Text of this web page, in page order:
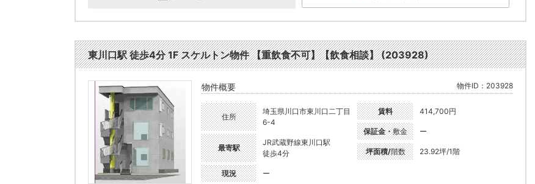
東川口駅 徒歩4分 1F スケルトン物件 【重飲食不可】【飲食相談】 (203928)
物件概要 物件ID：203928
住所
埼玉県川口市東川口二丁目
6-4
最寄駅
JR武蔵野線東川口駅
徒歩4分
現況 ー
賃料 414,700円
保証金・敷金 ー
坪面積/階数 23.92坪/1階